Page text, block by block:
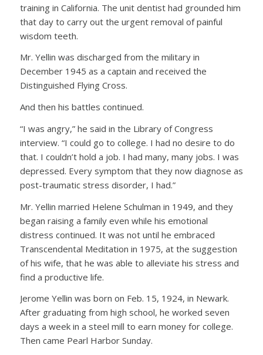
training in California. The unit dentist had grounded him
that day to carry out the urgent removal of painful
wisdom teeth.
Mr. Yellin was discharged from the military in
December 1945 as a captain and received the
Distinguished Flying Cross.
And then his battles continued.
“I was angry,” he said in the Library of Congress
interview. “I could go to college. I had no desire to do
that. I couldn’t hold a job. I had many, many jobs. I was
depressed. Every symptom that they now diagnose as
post-traumatic stress disorder, I had.”
Mr. Yellin married Helene Schulman in 1949, and they
began raising a family even while his emotional
distress continued. It was not until he embraced
Transcendental Meditation in 1975, at the suggestion
of his wife, that he was able to alleviate his stress and
find a productive life.
Jerome Yellin was born on Feb. 15, 1924, in Newark.
After graduating from high school, he worked seven
days a week in a steel mill to earn money for college.
Then came Pearl Harbor Sunday.